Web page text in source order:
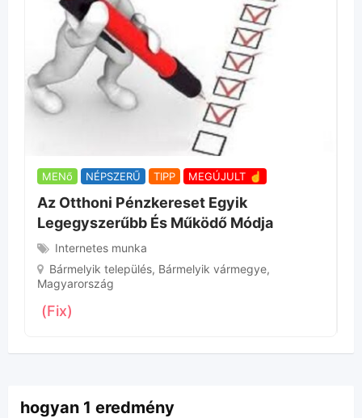
MENő NÉPSZERŰ TIPP MEGÚJULT ☝
Az Otthoni Pénzkereset Egyik
Legegyszerűbb És Működő Módja
Internetes munka
Bármelyik település, Bármelyik vármegye,
Magyarország
(Fix)
hogyan 1 eredmény